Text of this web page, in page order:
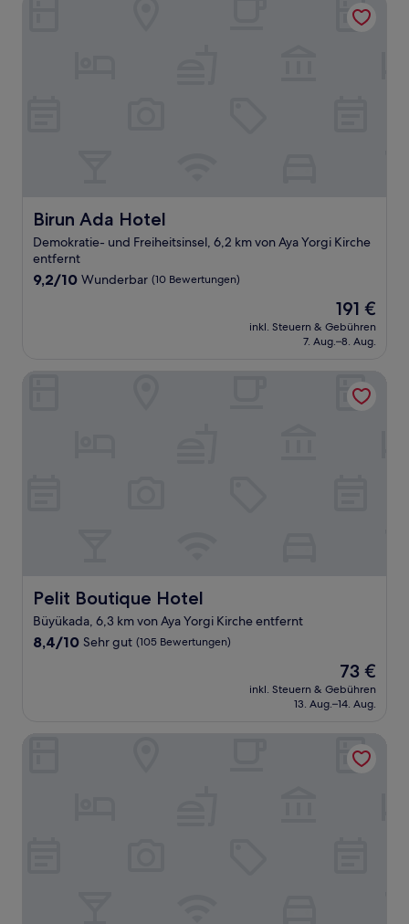
Birun Ada Hotel
Birun Ada Hotel
Demokratie- und Freiheitsinsel, 6,2 km von Aya Yorgi Kirche
entfernt
9.2
9,2/10 Wunderbar (10 Bewertungen)
Der
Preis
beträgt
191 €
inkl. Steuern & Gebühren
7. Aug.–8. Aug.
Pelit Boutique Hotel
Pelit Boutique Hotel
Büyükada, 6,3 km von Aya Yorgi Kirche entfernt
8.4
Bewertungen)
8,4/10 Sehr gut (105 Bewertungen)
Der
Preis
beträgt
73 €
inkl. Steuern & Gebühren
13. Aug.–14. Aug.